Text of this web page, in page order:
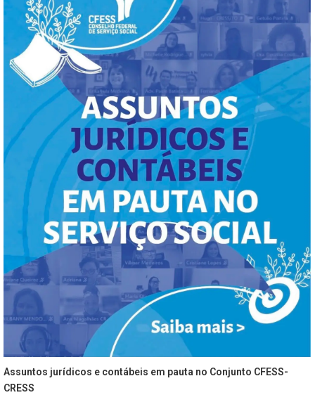
Assuntos jurídicos e contábeis em pauta no Conjunto CFESS-
CRESS